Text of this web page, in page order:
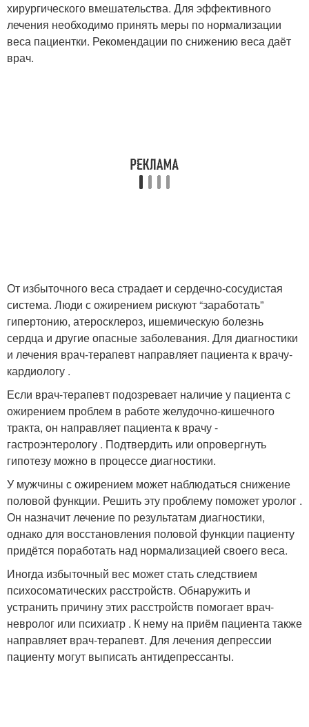
хирургического вмешательства. Для эффективного
лечения необходимо принять меры по нормализации
веса пациентки. Рекомендации по снижению веса даёт
врач.
От избыточного веса страдает и сердечно-сосудистая
система. Люди с ожирением рискуют “заработать”
гипертонию, атеросклероз, ишемическую болезнь
сердца и другие опасные заболевания. Для диагностики
и лечения врач-терапевт направляет пациента к врачу-
кардиологу .
Если врач-терапевт подозревает наличие у пациента с
ожирением проблем в работе желудочно-кишечного
тракта, он направляет пациента к врачу -
гастроэнтерологу . Подтвердить или опровергнуть
гипотезу можно в процессе диагностики.
У мужчины с ожирением может наблюдаться снижение
половой функции. Решить эту проблему поможет уролог .
Он назначит лечение по результатам диагностики,
однако для восстановления половой функции пациенту
придётся поработать над нормализацией своего веса.
Иногда избыточный вес может стать следствием
психосоматических расстройств. Обнаружить и
устранить причину этих расстройств помогает врач-
невролог или психиатр . К нему на приём пациента также
направляет врач-терапевт. Для лечения депрессии
пациенту могут выписать антидепрессанты.